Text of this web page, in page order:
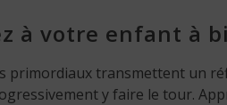
à votre enfant à
primordiaux transmettent un
y faire le tour.